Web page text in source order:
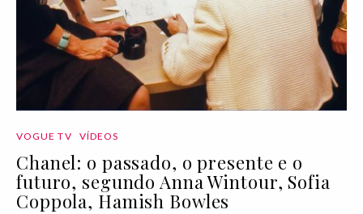
VOGUE TV VÍDEOS
Chanel: o passado, o presente e o
futuro, segundo Anna Wintour, Sofia
Coppola, Hamish Bowles